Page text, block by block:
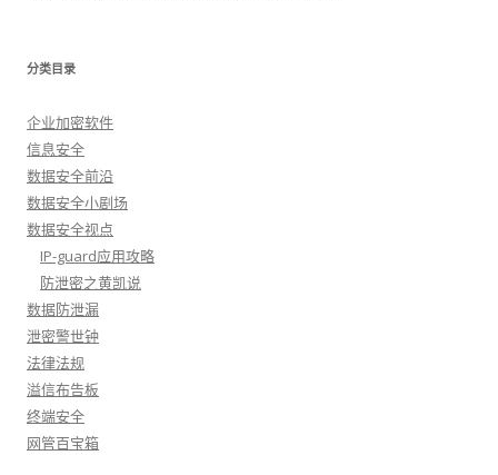
分类目录
企业加密软件
信息安全
数据安全前沿
数据安全小剧场
数据安全视点
IP-guard应用攻略
防泄密之黄凯说
数据防泄漏
泄密警世钟
法律法规
溢信布告板
终端安全
网管百宝箱